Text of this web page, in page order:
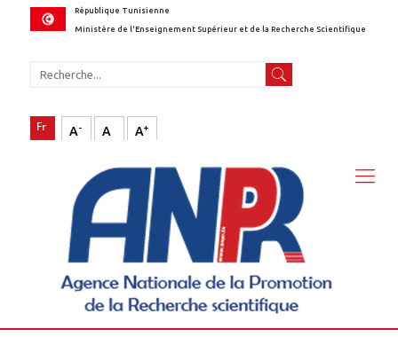
République Tunisienne
Ministère de l'Enseignement Supérieur et de la Recherche Scientifique
A- A A+